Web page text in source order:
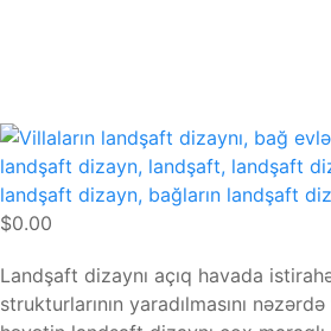
$0.00
Landşaft dizaynı açıq havada
strukturlarının yaradılmasını